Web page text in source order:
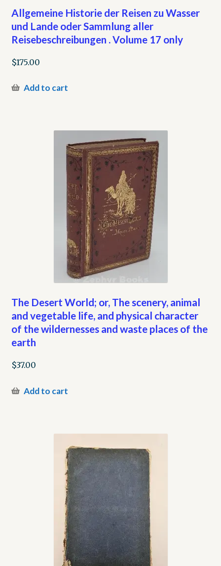
Allgemeine Historie der Reisen zu Wasser
und Lande oder Sammlung aller
Reisebeschreibungen . Volume 17 only
$175.00
Add to cart
The Desert World; or, The scenery, animal
and vegetable life, and physical character
of the wildernesses and waste places of the
earth
$37.00
Add to cart